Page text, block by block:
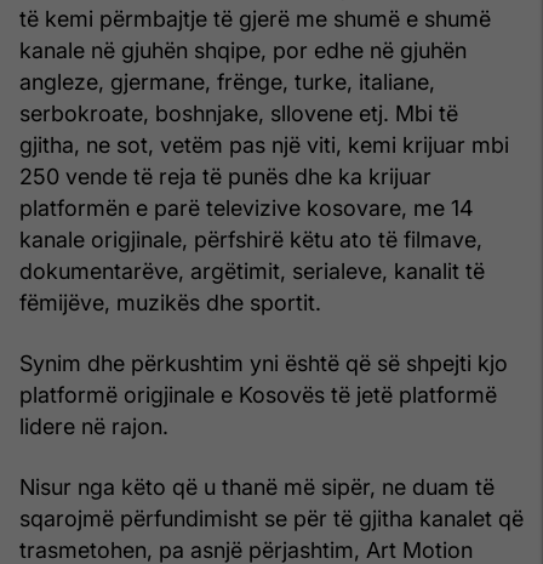
të kemi përmbajtje të gjerë me shumë e shumë
kanale në gjuhën shqipe, por edhe në gjuhën
angleze, gjermane, frënge, turke, italiane,
serbokroate, boshnjake, sllovene etj. Mbi të
gjitha, ne sot, vetëm pas një viti, kemi krijuar mbi
250 vende të reja të punës dhe ka krijuar
platformën e parë televizive kosovare, me 14
kanale origjinale, përfshirë këtu ato të filmave,
dokumentarëve, argëtimit, serialeve, kanalit të
fëmijëve, muzikës dhe sportit.
Synim dhe përkushtim yni është që së shpejti kjo
platformë origjinale e Kosovës të jetë platformë
lidere në rajon.
Nisur nga këto që u thanë më sipër, ne duam të
sqarojmë përfundimisht se për të gjitha kanalet që
trasmetohen, pa asnjë përjashtim, Art Motion